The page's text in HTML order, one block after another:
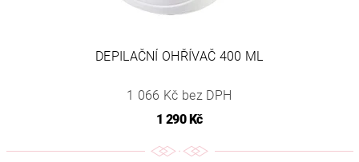
DEPILAČNÍ OHŘÍVAČ 400 ML
1 066 Kč bez DPH
1 290 Kč